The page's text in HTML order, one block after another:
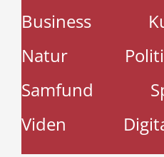
Business
Natur
Samfund
Viden